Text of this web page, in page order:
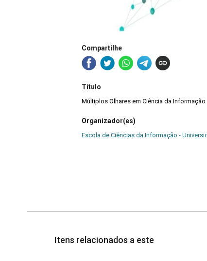
Compartilhe
Título
Múltiplos Olhares em Ciência da Informação
Organizador(es)
Escola de Ciências da Informação -
Itens relacionados a este